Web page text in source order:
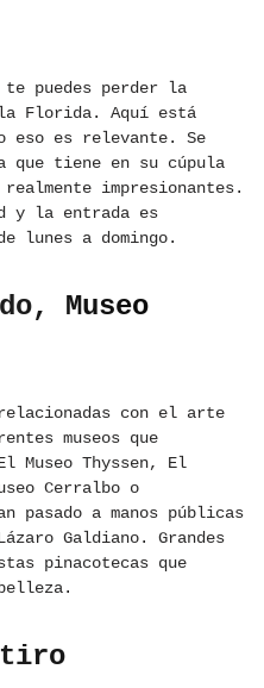
puedes perder la
Florida. Aquí está
eso es relevante. Se
que tiene en su cúpula
impresionantes.
y la entrada es
lunes a domingo.
Museo
con el arte
museos que
Museo Thyssen, El
Cerralbo o
pasado a manos públicas
Galdiano. Grandes
pinacotecas que